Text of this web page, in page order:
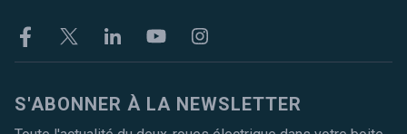
FacebookTwitter LinkekinYoutubeInstagram
S'ABONNER À LA NEWSLETTER